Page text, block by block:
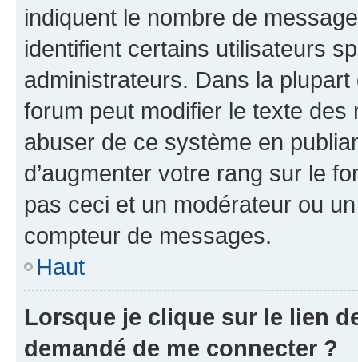
indiquent le nombre de
identifient certains utilisateurs
administrateurs. Dans la
forum peut modifier le texte
abuser de ce système en
d’augmenter votre rang sur le
pas ceci et un modérateur ou
compteur de messages.
Haut
Lorsque je clique sur le lien
demandé de me connecter ?